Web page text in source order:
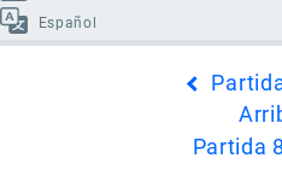
Español
Partida